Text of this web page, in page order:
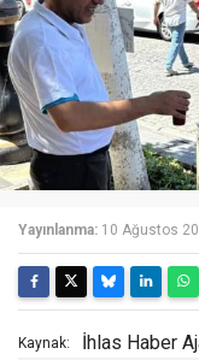
Yayınlanma: 10 Ağustos
Kaynak: İhlas Haber